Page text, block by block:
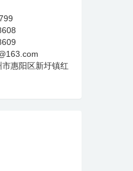
惠阳区新圩镇红